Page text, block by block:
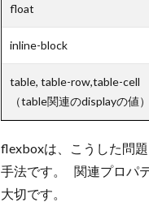
4.5.3.
4.6. 子要素の折
4.6.1.
4.6.3.
4.7. アイテム
float
inline-block
table, table-row,table-cell
（table関連のdisplayの値）
flexboxは、こうした問
手法です。 関連プロパ
大切です。